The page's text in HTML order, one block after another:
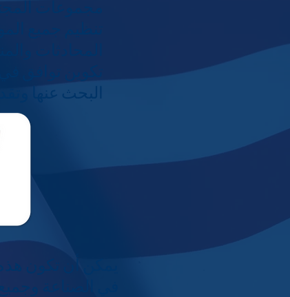
مجموعات
تنظيم جميع
المحادثات
تكوين توافق
البحث عنها
يمكن أن تكون
في الصناعة